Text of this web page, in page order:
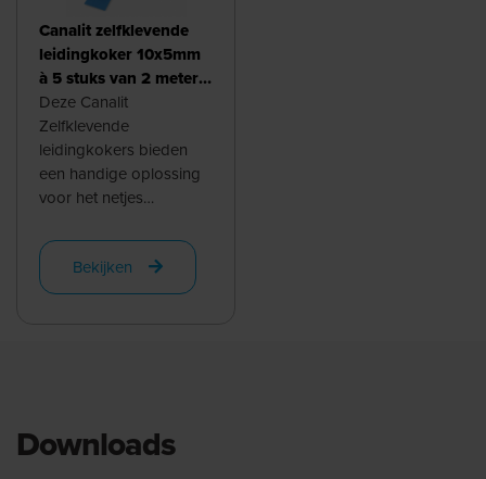
Canalit zelfklevende
leidingkoker 10x5mm
à 5 stuks van 2 meter
wit | 910514
Deze Canalit
Zelfklevende
leidingkokers bieden
een handige oplossing
voor het netjes
snoeren en kabels.
Deze kokers hebben
een breedte van 10 mm
Bekijken
Downloads